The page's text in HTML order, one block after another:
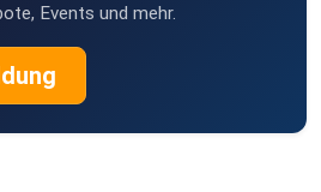
Events und mehr.